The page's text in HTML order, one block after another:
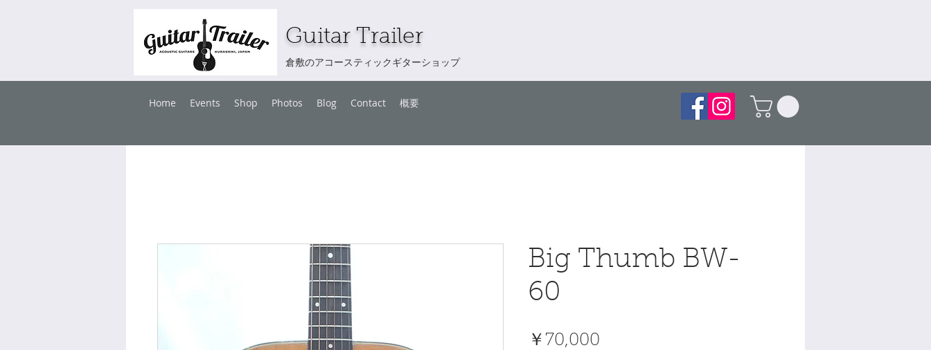
Guitar Trailer
倉敷のアコースティックギターショップ
Home Events Shop Photos Blog Contact 概要
Big Thumb BW-
60
￥70,000